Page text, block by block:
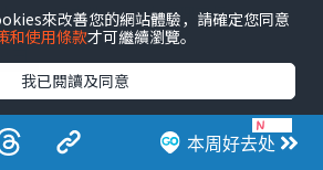
好去处
嘉道理农场
本周好去处
來改善您的網站體驗，請確定您同意
和使用條款才可繼續瀏覽。
我已閱讀及同意